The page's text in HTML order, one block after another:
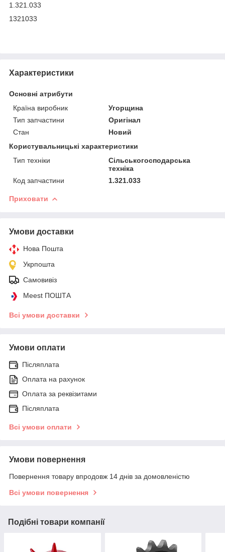
1.321.033
1321033
Характеристики
Основні атрибути
Країна виробник
Угорщина
Тип запчастини
Оригінал
Стан
Новий
Користувальницькі характеристики
Тип техніки
Сільськогосподарська
техніка
Код запчастини
1.321.033
Приховати
Умови доставки
Нова Пошта
Укрпошта
Самовивіз
Meest ПОШТА
Всі умови доставки
Умови оплати
Післяплата
Оплата на рахунок
Оплата за реквізитами
Післяплата
Всі умови оплати
Умови повернення
Повернення товару впродовж 14 днів за домовленістю
Всі умови повернення
Подібні товари компанії